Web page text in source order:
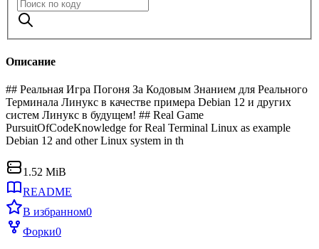
Описание
## Реальная Игра Погоня За Кодовым Знанием для Реального
Терминала Линукс в качестве примера Debian 12 и других
систем Линукс в будущем! ## Real Game
PursuitOfCodeKnowledge for Real Terminal Linux as example
Debian 12 and other Linux system in th
1.52 MiB
README
В избранном0
Форки0